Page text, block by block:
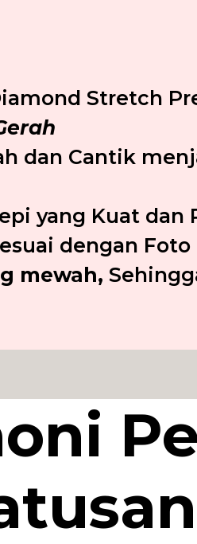
Stretch
dan Cantik
yang Kuat dan
dengan
mewah,